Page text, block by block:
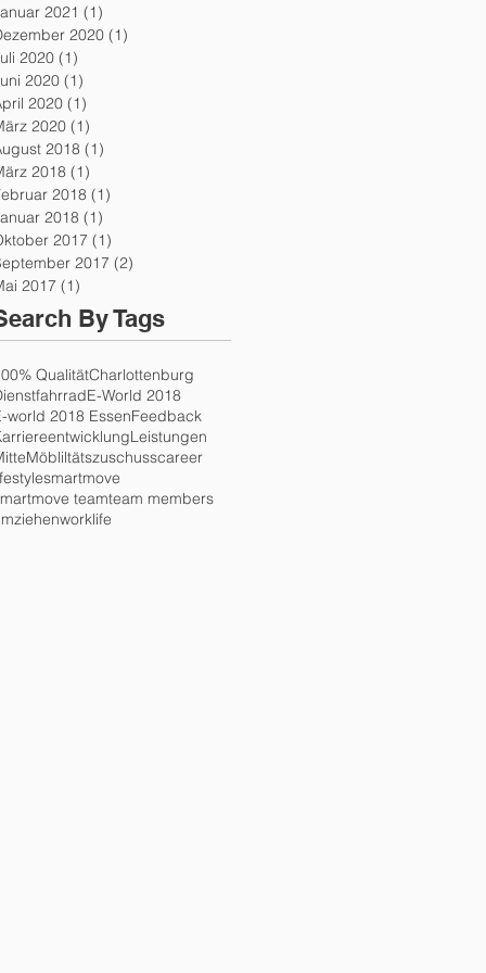
2021 (1)
2020 (1)
2020 (1)
2020 (1)
2020 (1)
2020 (1)
2018 (1)
2018 (1)
2018 (1)
2018 (1)
2017 (1)
2017 (2)
2017 (1)
By Tags
QualitätCharlottenburg
E-World 2018
world 2018 EssenFeedback
Leistungen
Möbliltätszuschusscareer
smartmove
teamteam members
worklife